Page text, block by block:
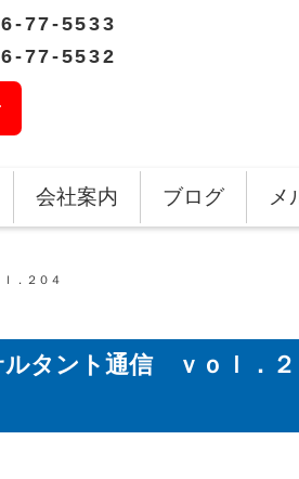
77-5533
77-5532
会社案内 ブログ メ
．２０４
ルタント通信 ｖｏｌ．２